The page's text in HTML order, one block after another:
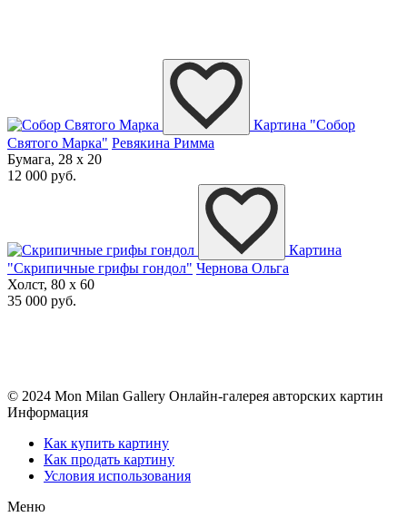
Картина "Собор
Святого Марка" Ревякина Римма
Бумага, 28 x 20
12 000 руб.
Картина
"Скрипичные грифы гондол" Чернова Ольга
Холст, 80 x 60
35 000 руб.
© 2024 Mon Milan Gallery Онлайн-галерея авторских картин
Информация
Как купить картину
Как продать картину
Условия использования
Меню